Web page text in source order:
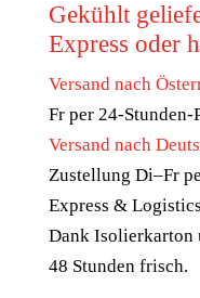
Gekühlt
Express oder
Versand nach
Fr per 24-Stunden-
Versand nach
Zustellung Di–Fr
Express &
Dank Isolierkarton
48 Stunden frisch.